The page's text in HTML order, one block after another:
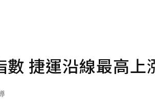
捷運沿線最高上